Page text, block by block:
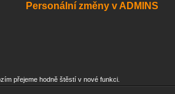
Personální změny v ADMINS
přejeme hodně štěstí v nové funkci.